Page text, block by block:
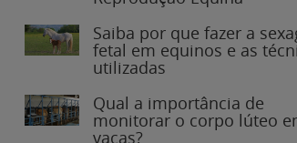
Saiba por que fazer a
fetal em equinos e as
utilizadas
Qual a importância de
monitorar o corpo lúteo em
vacas?